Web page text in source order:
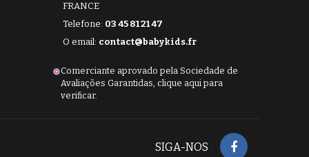
FRANCE
Telefone: 03 45 81 21 47
O email: contact@babykids.fr
Comerciante aprovado pela Sociedade de
Avaliações Garantidas, clique aqui para
verificar.
SIGA-NOS